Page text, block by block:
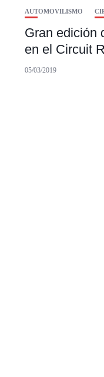
AUTOMOVILISMO
Gran edición
en el Circuit
05/03/2019